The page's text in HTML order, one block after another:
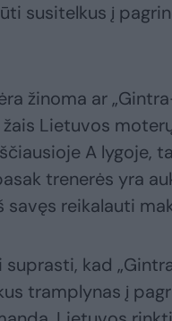
susitelkus į
žinoma ar
Lietuvos
A lygoje,
trenerės yra
reikalauti
suprasti, kad
tramplynas į